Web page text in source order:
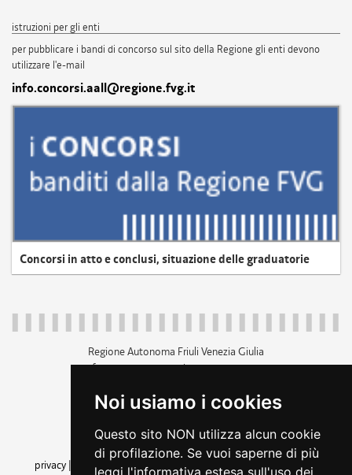
Noi usiamo i cookies
Questo sito NON utilizza alcun cookie
di profilazione. Se vuoi saperne di più
leggi l'informativa estesa sull'uso dei
istruzioni per gli enti
per pubblicare i bandi di concorso sul sito della Regione gli enti devono
utilizzare l'e-mail
info.concorsi.aall@regione.fvg.it
Concorsi in atto e conclusi, situazione delle graduatorie
Regione Autonoma Friuli Venezia Giulia
c.f. 80014930327; p.iva 00526040324
+39 040 3771111
amministrazione trasparente
privacy
cookie |note legali accessibilità
dichiarazione di